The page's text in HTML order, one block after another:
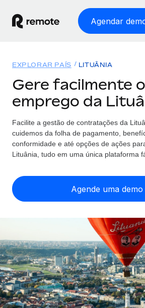
Agendar
EMPREGO GLOBAL
Processamento Salarial
Processamento salarial fácil e em
Employer of Record
entidades
SERVICES
Perguntar a um especialista
Obtenha apoio especializado em
conformidade globais
Soluções
COBERTURA GLOBAL
Explorador de países
Encontra apoio para emprego
Comparar a Remote
Veja como nos comparamos com os
TORNE-SE NOSSO PARCEIRO
Parceiros tecnológicos
Integre os RH globais na sua
flexível
CASE STUDIES
Preçário
English
Français
Deutsch
Español
Início de sessão
EXPLORAR PAÍS LITUÂNIA
Gere facilmente o
emprego da
Facilite a gestão de contratações da
cuidemos da folha de pagamento,
conformidade e até opções de ações
Lituânia, tudo em uma única plataforma
Agende uma demo